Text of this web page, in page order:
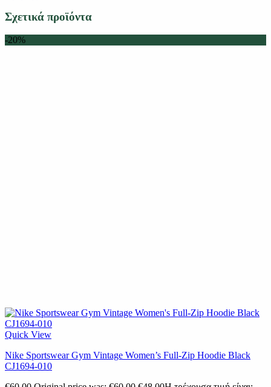
Σχετικά προϊόντα
-20%
Quick View
Nike Sportswear Gym Vintage Women’s Full-Zip Hoodie Black
CJ1694-010